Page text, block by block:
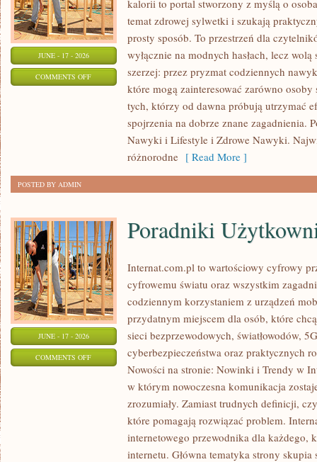
JUNE - 17 - 2026
COMMENTS OFFON
kalorii to portal stworzony z myślą o
temat zdrowej sylwetki i szukają
prosty sposób. To przestrzeń dla
wyłącznie na modnych hasłach, lecz
szerzej: przez pryzmat codziennych
które mogą zainteresować zarówno
tych, którzy od dawna próbują utrzymać
spojrzenia na dobrze znane zagadnienia.
Nawyki i Lifestyle i Zdrowe Nawyki.
różnorodne [ Read More ]
POSTED BY ADMIN
JUNE - 17 - 2026
COMMENTS OFFON
PORADNIKI
UŻYTKOWNIKA
Poradniki
Internat.com.pl to wartościowy cyfrowy
cyfrowemu światu oraz wszystkim
codziennym korzystaniem z urządzeń
przydatnym miejscem dla osób, które
sieci bezprzewodowych, światłowodów,
cyberbezpieczeństwa oraz praktycznych
Nowości na stronie: Nowinki i Trendy w
w którym nowoczesna komunikacja
zrozumiały. Zamiast trudnych definicji,
które pomagają rozwiązać problem.
internetowego przewodnika dla każdego,
internetu. Główna tematyka strony